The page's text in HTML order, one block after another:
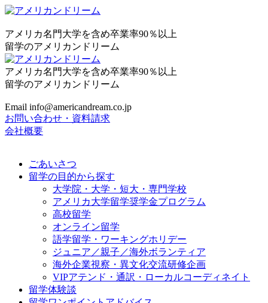
アメリカ名門大学を含め卒業率90％以上
留学のアメリカンドリーム
アメリカ名門大学を含め卒業率90％以上
留学のアメリカンドリーム
Email info@americandream.co.jp
お問い合わせ・資料請求
会社概要
ごあいさつ
留学の目的から探す
大学院・大学・短大・専門学校
アメリカ大学留学奨学金プログラム
高校留学
オンライン留学
語学留学・ワーキングホリデー
ジュニア／親子／海外ボランティア
海外企業視察・異文化交流研修企画
VIPアテンド・通訳・ローカルコーディネイト
留学体験談